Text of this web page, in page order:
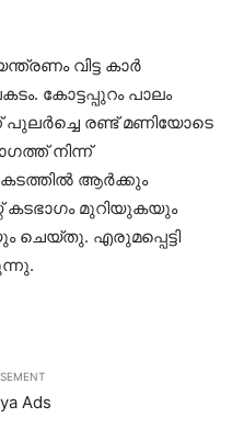
വിട്ട കാര്‍
കോട്ടപ്പുറം പാലം
രണ്ട് മണിയോടെ
നിന്ന്
ആര്‍ക്കും
കടഭാഗം മുറിയുകയും
ചെയ്തു. എരുമപ്പെട്ടി